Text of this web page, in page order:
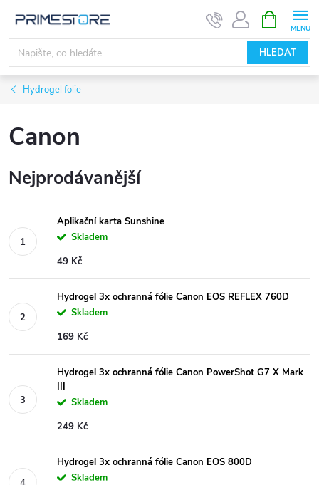
obsah
HLEDAT
NÁKUPNÍ
KOŠÍK
Hydrogel folie
Canon
Nejprodávanější
Aplikační karta Sunshine
Skladem
49 Kč
Hydrogel 3x ochranná fólie Canon EOS REFLEX 760D
Skladem
169 Kč
Hydrogel 3x ochranná fólie Canon PowerShot G7 X Mark
III
Skladem
249 Kč
Hydrogel 3x ochranná fólie Canon EOS 800D
Skladem